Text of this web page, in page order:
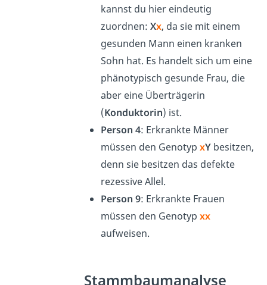
kannst du hier eindeutig
zuordnen:Xx, da sie mit einem
gesunden Mann einen kranken
Sohn hat. Es handelt sich um eine
phänotypisch gesunde Frau, die
aber eine Überträgerin
(Konduktorin) ist.
Person 4: Erkrankte Männer
müssen den GenotypxY besitzen,
denn sie besitzen das defekte
rezessive Allel.
Person 9: Erkrankte Frauen
müssen den Genotypxx
aufweisen.
Stammbaumanalyse